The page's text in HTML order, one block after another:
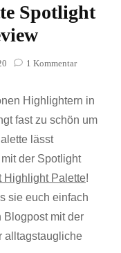
Spotlight
1 Kommentarzu
Palette
Spotlight
Highlightern in
fast zu schön um
lässt
der Spotlight
Highlight Palette!
sie euch einfach
Blogpost mit der
alltagstaugliche